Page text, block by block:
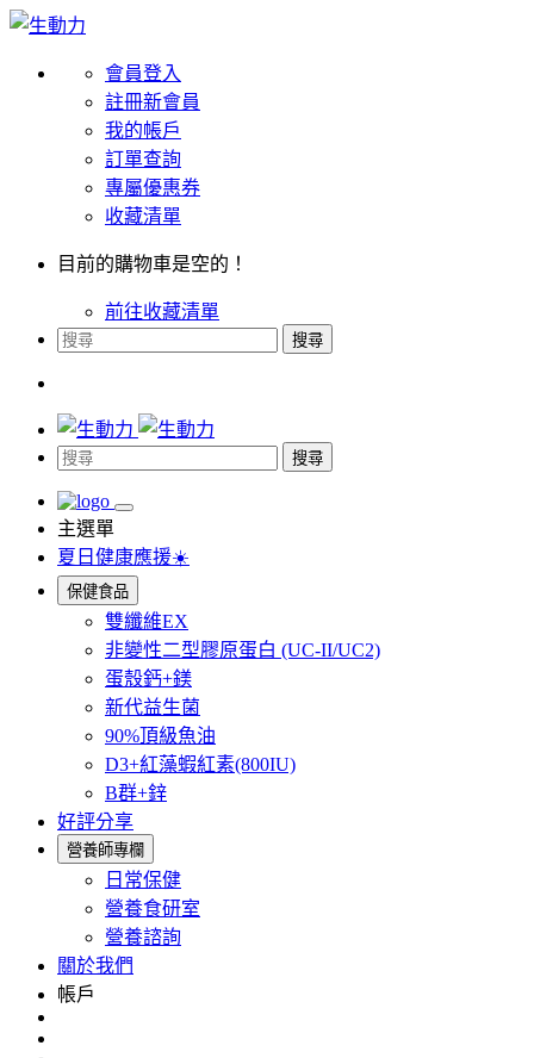
會員登入
註冊新會員
我的帳戶
訂單查詢
專屬優惠券
收藏清單
目前的購物車是空的！
前往收藏清單
搜尋
搜尋
主選單
夏日健康應援☀️
保健食品
雙纖維EX
非變性二型膠原蛋白 (UC-II/UC2)
蛋殼鈣+鎂
新代益生菌
90%頂級魚油
D3+紅藻蝦紅素(800IU)
B群+鋅
好評分享
營養師專欄
日常保健
營養食研室
營養諮詢
關於我們
帳戶